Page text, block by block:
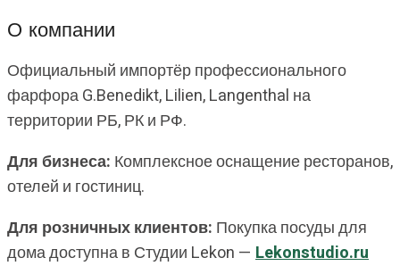
О компании
Официальный импортёр профессионального
фарфора G.Benedikt, Lilien, Langenthal на
территории РБ, РК и РФ.
Для бизнеса: Комплексное оснащение ресторанов,
отелей и гостиниц.
Для розничных клиентов: Покупка посуды для
дома доступна в Студии Lekon — Lekonstudio.ru